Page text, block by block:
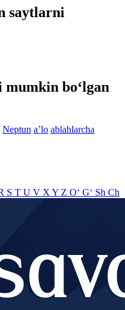
saytlarni
mumkin bo‘lgan
Neptun aʼlo ablahlarcha
S T U V X Y Z O‘ G‘ Sh Ch